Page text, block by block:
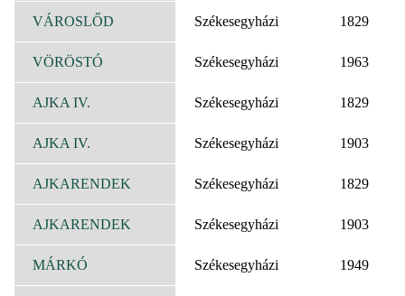
VÁROSLŐD Székesegyházi 1829
VÖRÖSTÓ Székesegyházi 1963
AJKA IV. Székesegyházi 1829
AJKA IV. Székesegyházi 1903
AJKARENDEK Székesegyházi 1829
AJKARENDEK Székesegyházi 1903
MÁRKÓ Székesegyházi 1949